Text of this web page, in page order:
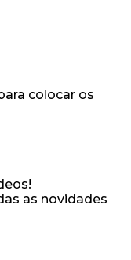
colocar os
as novidades